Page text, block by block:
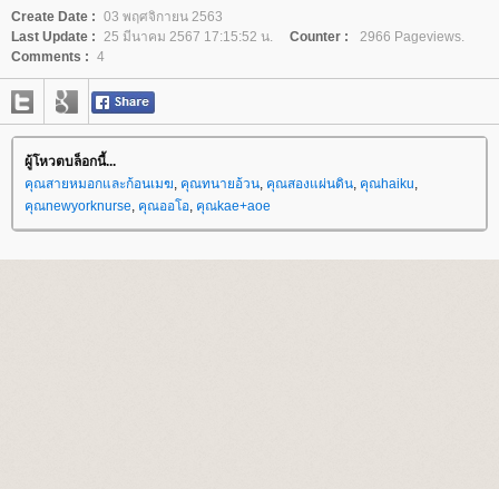
Create Date : 03 พฤศจิกายน 2563
Last Update : 25 มีนาคม 2567 17:15:52 น. Counter :
2966 Pageviews.
Comments : 4
ผู้โหวตบล็อกนี้...
คุณสายหมอกและก้อนเมฆ, คุณทนายอ้วน, คุณสองแผ่นดิน, คุณhaiku,
คุณnewyorknurse, คุณออโอ, คุณkae+aoe